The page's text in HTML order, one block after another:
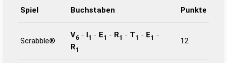
Spiel Buchstaben Punkte
Scrabble®
V6 - I1 - E1 - R1 - T1 - E1 -
R1
12